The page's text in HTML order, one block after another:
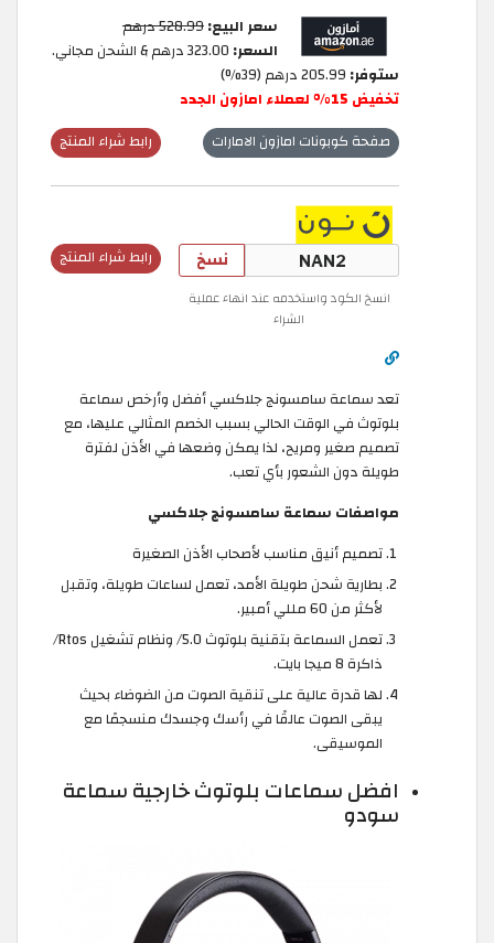
سعر البيع:528.99 درهم
السعر:
ستوفر:
تخفيض 15% لعملاء امازون الجدد
رابط شراء المنتج صفحة كوبونات امازون الامارات
رابط شراء المنتج نسخ
انسخ الكود واستخدمه عند انهاء عملية
الشراء
تعد سماعة سامسونج جلاكسي أفضل وأرخص سماعة
بلوتوث في الوقت الحالي بسبب الخصم المثالي عليها، مع
تصميم صغير ومريح، لذا يمكن وضعها في الأذن لفترة
طويلة دون الشعور بأي تعب.
مواصفات سماعة سامسونج جلاكسي
تصميم أنيق مناسب لأصحاب الأذن الصغيرة
بطارية شحن طويلة الأمد، تعمل لساعات طويلة، وتقبل
لأكثر من 60 مللي أمبير.
تعمل السماعة بتقنية بلوتوث 5.0/ ونظام تشغيل Rtos/
ذاكرة 8 ميجا بايت.
لها قدرة عالية على تنقية الصوت من الضوضاء بحيث
يبقى الصوت عالقًا في رأسك وجسدك منسجمًا مع
الموسيقى.
افضل سماعات بلوتوث خارجية سماعة
سودو